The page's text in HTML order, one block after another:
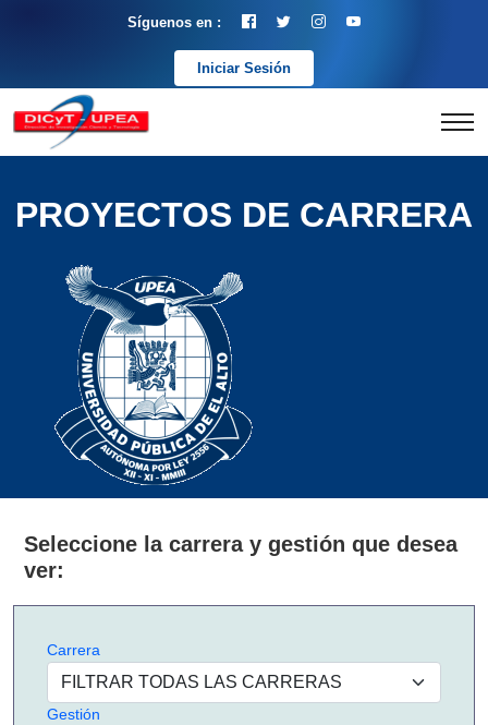
Síguenos en :
Iniciar Sesión
PROYECTOS DE CARRERA
Seleccione la carrera y gestión que desea
ver:
Carrera
Gestión